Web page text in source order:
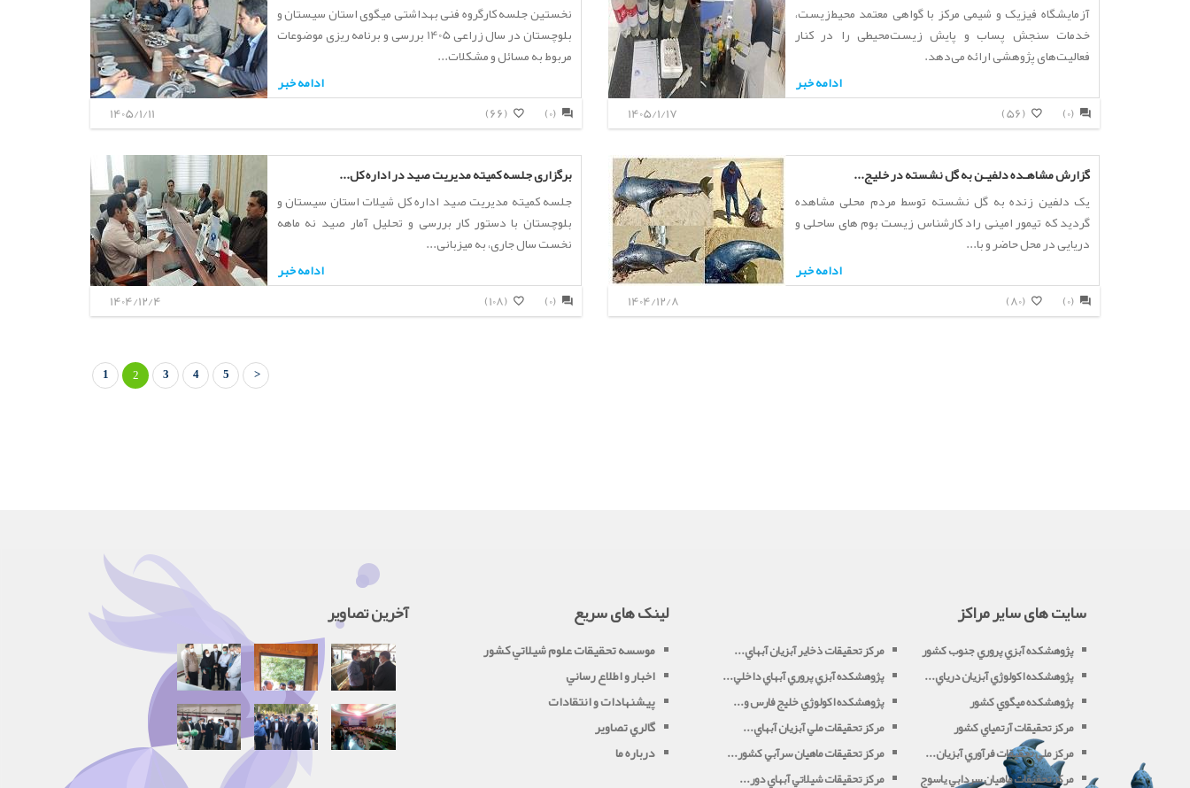
آزمایشگاه فیزیک و شیمی مرکز با گواهی معتمد محیط‌زیست،
خدمات سنجش پساب و پایش زیست‌محیطی را در کنار
فعالیت‌های پژوهشی ارائه می‌دهد.
ادامه خبر
1405/1/17
(56) (0)
نخستین جلسه کارگروه فنی بهداشتی میگوی استان سیستان و
بلوچستان در سال زراعی 1405 بررسی و برنامه ریزی موضوعات
مربوط به مسائل و مشکلات...
ادامه خبر
1405/1/11
(66) (0)
گزارش مشاهـده دلفیـن به گل نشسته در خلیج...
یک دلفین زنده به گل نشسته توسط مردم محلی مشاهده
گردید که تیمور امینی راد کارشناس زیست بوم های ساحلی و
دریایی در محل حاضر و با...
ادامه خبر
1404/12/8
(80) (0)
برگزاری جلسه کمیته مدیریت صید در اداره کل...
جلسه کمیته مدیریت صید اداره کل شیلات استان سیستان و
بلوچستان با دستور کار بررسی و تحلیل آمار صید نه ماهه
نخست سال جاری، به میزبانی...
ادامه خبر
1404/12/4
(108) (0)
1 2 3 4 5 >
سایت های سایر مراکز
پژوهشکده آبزي پروري جنوب کشور
مرکز تحقيقات ذخاير آبزيان آبهاي...
پژوهشکده اکولوژي آبزيان درياي...
پژوهشکده آبزي پروري آبهاي داخلي...
پژوهشکده ميگوي کشور
پژوهشکده اکولوژي خليج فارس و...
مرکز تحقيقات آرتمياي کشور
مرکز تحقيقات ملي آبزيان آبهاي...
مرکز ملي تحقيقات فرآوري آبزيان...
مرکز تحقيقات ماهيان سرآبي کشور...
مرکز تحقيقات ماهيان سردابي ياسوج
مرکز تحقيقات شيلاتي آبهاي دور...
لینک های سریع
موسسه تحقيقات علوم شيلاتي کشور
اخبار و اطلاع رساني
پیشنهادات و انتقادات
گالري تصاوير
درباره ما
آخرین تصاویر